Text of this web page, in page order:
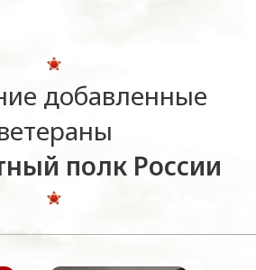
добавленные
полк России